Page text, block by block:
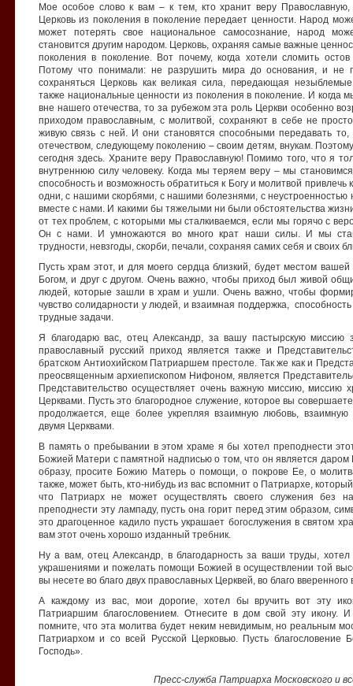
Мое особое слово к вам – к тем, кто хранит веру
Церковь из поколения в поколение передает ценности. Народ
может потерять свое национальное самосознание, народ
становится другим народом. Церковь, охраняя самые важные
поколения в поколение. Вот почему, когда хотели сломить
Потому что понимали: не разрушить мира до основания, и не
сохраняться Церковь как великая сила, передающая
также национальные ценности из поколения в поколение. И когда
вне нашего отечества, то за рубежом эта роль Церкви особенно
приходом православным, с молитвой, сохраняют в себе не
живую связь с ней. И они становятся способными передавать
отечеством, следующему поколению – своим детям, внукам.
сегодня здесь. Храните веру Православную! Помимо того, что я
внутреннюю силу человеку. Когда мы теряем веру – мы
способность и возможность обратиться к Богу и молитвой
одни, с нашими скорбями, с нашими болезнями, с неустроенностью
вместе с нами. И какими бы тяжелыми ни были обстоятельства
от тех проблем, с которыми мы сталкиваемся, если мы горячо с
Он с нами. И умножаются во много крат наши силы. И мы
трудности, невзгоды, скорби, печали, сохраняя самих себя и своих
Пусть храм этот, и для моего сердца близкий, будет местом
Богом, и друг с другом. Очень важно, чтобы приход был живой
людей, которые зашли в храм и ушли. Очень важно, чтобы
чувство солидарности у людей, и взаимная поддержка,
трудные задачи.
Я благодарю вас, отец Александр, за вашу пастырскую
православный русский приход является также и
братском Антиохийском Патриаршем престоле. Так же как и
преосвященным архиепископом Нифоном, является
Представительство осуществляет очень важную миссию, миссию
Церквами. Пусть это благородное служение, которое вы
продолжается, еще более укрепляя взаимную любовь, взаимную
двумя Церквами.
В память о пребывании в этом храме я бы хотел преподнести
Божией Матери с памятной надписью о том, что он является даром
образу, просите Божию Матерь о помощи, о покрове Ее, о
также, может быть, кто-нибудь из вас вспомнит о Патриархе,
что Патриарх не может осуществлять своего служения без
преподнести эту лампаду, пусть она горит перед этим образом,
это драгоценное кадило пусть украшает богослужения в святом
вам этот очень хорошо изданный требник.
Ну а вам, отец Александр, в благодарность за ваши труды, хотел
украшениями и пожелать помощи Божией в осуществлении той
вы несете во благо двух православных Церквей, во благо
А каждому из вас, мои дорогие, хотел бы вручить вот эту
Патриаршим благословением. Отнесите в дом свой эту икону.
помните, что эта молитва будет неким невидимым, но реальным
Патриархом и со всей Русской Церковью. Пусть благословение
Господь».
Пресс-служба Патриарха Московского и